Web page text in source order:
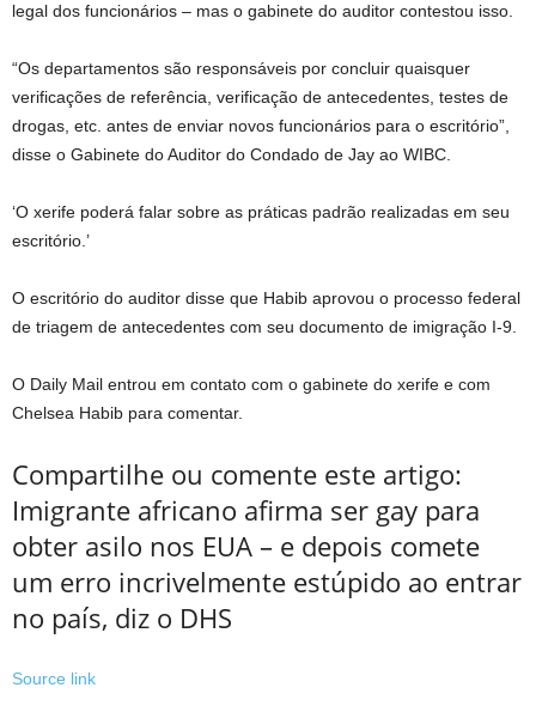
legal dos funcionários – mas o gabinete do auditor contestou isso.
“Os departamentos são responsáveis ​​por concluir quaisquer
verificações de referência, verificação de antecedentes, testes de
drogas, etc. antes de enviar novos funcionários para o escritório”,
disse o Gabinete do Auditor do Condado de Jay ao WIBC.
‘O xerife poderá falar sobre as práticas padrão realizadas em seu
escritório.’
O escritório do auditor disse que Habib aprovou o processo federal
de triagem de antecedentes com seu documento de imigração I-9.
O Daily Mail entrou em contato com o gabinete do xerife e com
Chelsea Habib para comentar.
Compartilhe ou comente este artigo:
Imigrante africano afirma ser gay para
obter asilo nos EUA – e depois comete
um erro incrivelmente estúpido ao entrar
no país, diz o DHS
Source link